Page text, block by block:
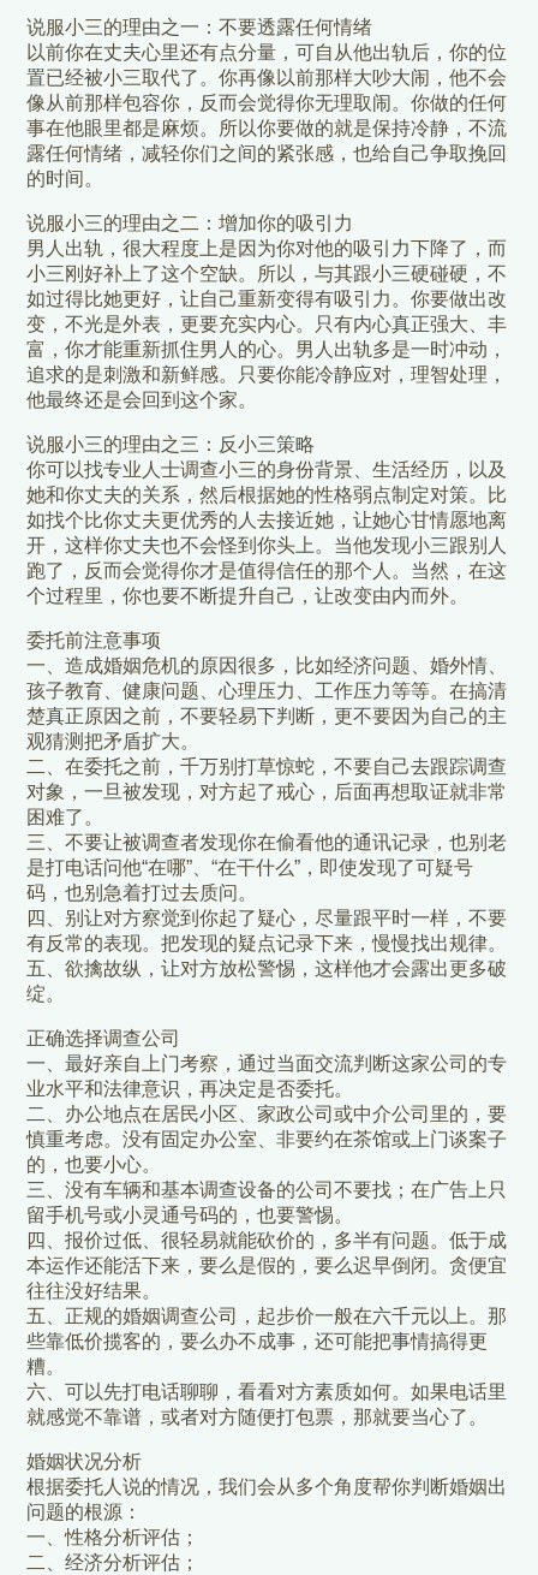
说服小三的理由之一：不要透露任何情绪
以前你在丈夫心里还有点分量，可自从他出轨后，你的位
置已经被小三取代了。你再像以前那样大吵大闹，他不会
像从前那样包容你，反而会觉得你无理取闹。你做的任何
事在他眼里都是麻烦。所以你要做的就是保持冷静，不流
露任何情绪，减轻你们之间的紧张感，也给自己争取挽回
的时间。
说服小三的理由之二：增加你的吸引力
男人出轨，很大程度上是因为你对他的吸引力下降了，而
小三刚好补上了这个空缺。所以，与其跟小三硬碰硬，不
如过得比她更好，让自己重新变得有吸引力。你要做出改
变，不光是外表，更要充实内心。只有内心真正强大、丰
富，你才能重新抓住男人的心。男人出轨多是一时冲动，
追求的是刺激和新鲜感。只要你能冷静应对，理智处理，
他最终还是会回到这个家。
说服小三的理由之三：反小三策略
你可以找专业人士调查小三的身份背景、生活经历，以及
她和你丈夫的关系，然后根据她的性格弱点制定对策。比
如找个比你丈夫更优秀的人去接近她，让她心甘情愿地离
开，这样你丈夫也不会怪到你头上。当他发现小三跟别人
跑了，反而会觉得你才是值得信任的那个人。当然，在这
个过程里，你也要不断提升自己，让改变由内而外。
委托前注意事项
一、造成婚姻危机的原因很多，比如经济问题、婚外情、
孩子教育、健康问题、心理压力、工作压力等等。在搞清
楚真正原因之前，不要轻易下判断，更不要因为自己的主
观猜测把矛盾扩大。
二、在委托之前，千万别打草惊蛇，不要自己去跟踪调查
对象，一旦被发现，对方起了戒心，后面再想取证就非常
困难了。
三、不要让被调查者发现你在偷看他的通讯记录，也别老
是打电话问他“在哪”、“在干什么”，即使发现了可疑号
码，也别急着打过去质问。
四、别让对方察觉到你起了疑心，尽量跟平时一样，不要
有反常的表现。把发现的疑点记录下来，慢慢找出规律。
五、欲擒故纵，让对方放松警惕，这样他才会露出更多破
绽。
正确选择调查公司
一、最好亲自上门考察，通过当面交流判断这家公司的专
业水平和法律意识，再决定是否委托。
二、办公地点在居民小区、家政公司或中介公司里的，要
慎重考虑。没有固定办公室、非要约在茶馆或上门谈案子
的，也要小心。
三、没有车辆和基本调查设备的公司不要找；在广告上只
留手机号或小灵通号码的，也要警惕。
四、报价过低、很轻易就能砍价的，多半有问题。低于成
本运作还能活下来，要么是假的，要么迟早倒闭。贪便宜
往往没好结果。
五、正规的婚姻调查公司，起步价一般在六千元以上。那
些靠低价揽客的，要么办不成事，还可能把事情搞得更
糟。
六、可以先打电话聊聊，看看对方素质如何。如果电话里
就感觉不靠谱，或者对方随便打包票，那就要当心了。
婚姻状况分析
根据委托人说的情况，我们会从多个角度帮你判断婚姻出
问题的根源：
一、性格分析评估；
二、经济分析评估；